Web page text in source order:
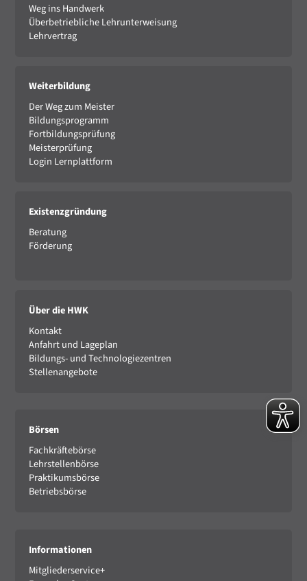
Weg ins Handwerk
Überbetriebliche Lehrunterweisung
Lehrvertrag
Weiterbildung
Der Weg zum Meister
Bildungsprogramm
Fortbildungsprüfung
Meisterprüfung
Login Lernplattform
Existenzgründung
Beratung
Förderung
Über die HWK
Kontakt
Anfahrt und Lageplan
Bildungs- und Technologiezentren
Stellenangebote
Börsen
Fachkräftebörse
Lehrstellenbörse
Praktikumsbörse
Betriebsbörse
Informationen
Mitgliederservice+